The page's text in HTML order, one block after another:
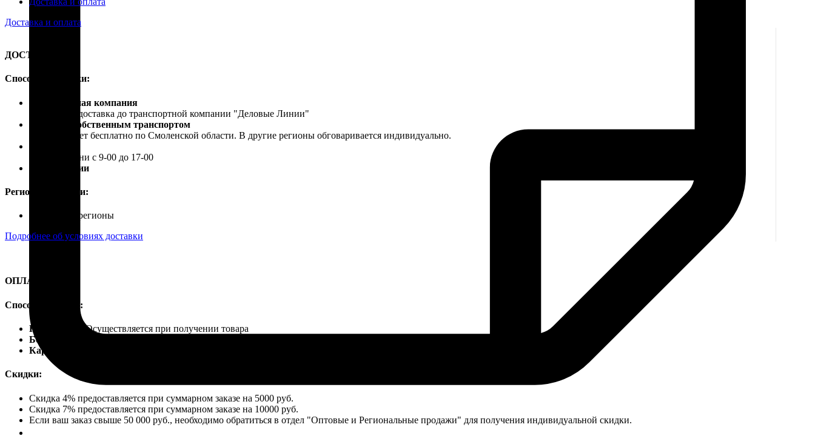
Доставка и оплата
ДОСТАВКА
Способы доставки:
Транспортная компания
Бесплатная доставка до транспортной компании "Деловые Линии"
Доставка собственным транспортом
Осуществляет бесплатно по Смоленской области. В другие регионы обговаривается индивидуально.
В рабочие дни с 9-00 до 17-00
Почта России
Регионы доставки:
Россия, все регионы
Подробнее об условиях доставки
ОПЛАТА
Способы оплаты:
Наличными Осуществляется при получении товара
Безналичный расчет
Карты VISA
Скидки:
Скидка 4% предоставляется при суммарном заказе на 5000 руб.
Скидка 7% предоставляется при суммарном заказе на 10000 руб.
Если ваш заказ свыше 50 000 руб., необходимо обратиться в отдел "Оптовые и Региональные продажи" для получения индивидуальной скидки.